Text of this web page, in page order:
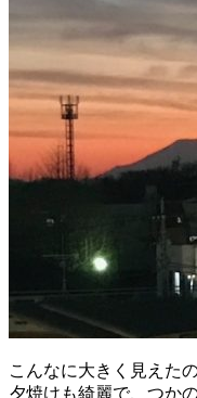
こんなに大きく見えた
夕焼けも綺麗で、つか